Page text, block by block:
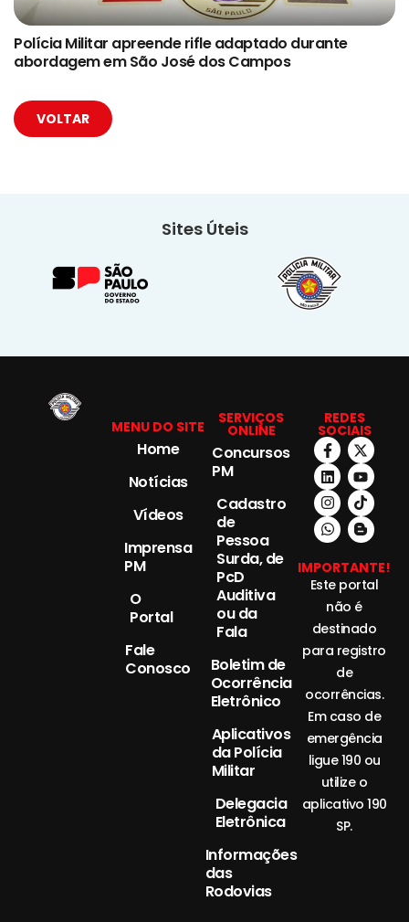
Polícia Militar apreende rifle adaptado durante
abordagem em São José dos Campos
VOLTAR
Sites Úteis
MENU DO SITE
Home
Notícias
Vídeos
Imprensa
PM
O
Portal
Fale
Conosco
SERVIÇOS
ONLINE
Concursos
PM
Cadastro
de
Pessoa
Surda, de
PcD
Auditiva
ou da
Fala
Boletim de
Ocorrência
Eletrônico
Aplicativos
da Polícia
Militar
Delegacia
Eletrônica
Informações
das
Rodovias
REDES
SOCIAIS
IMPORTANTE!
Este portal
não é
destinado
para registro
de
ocorrências.
Em caso de
emergência
ligue 190 ou
utilize o
aplicativo 190
SP.